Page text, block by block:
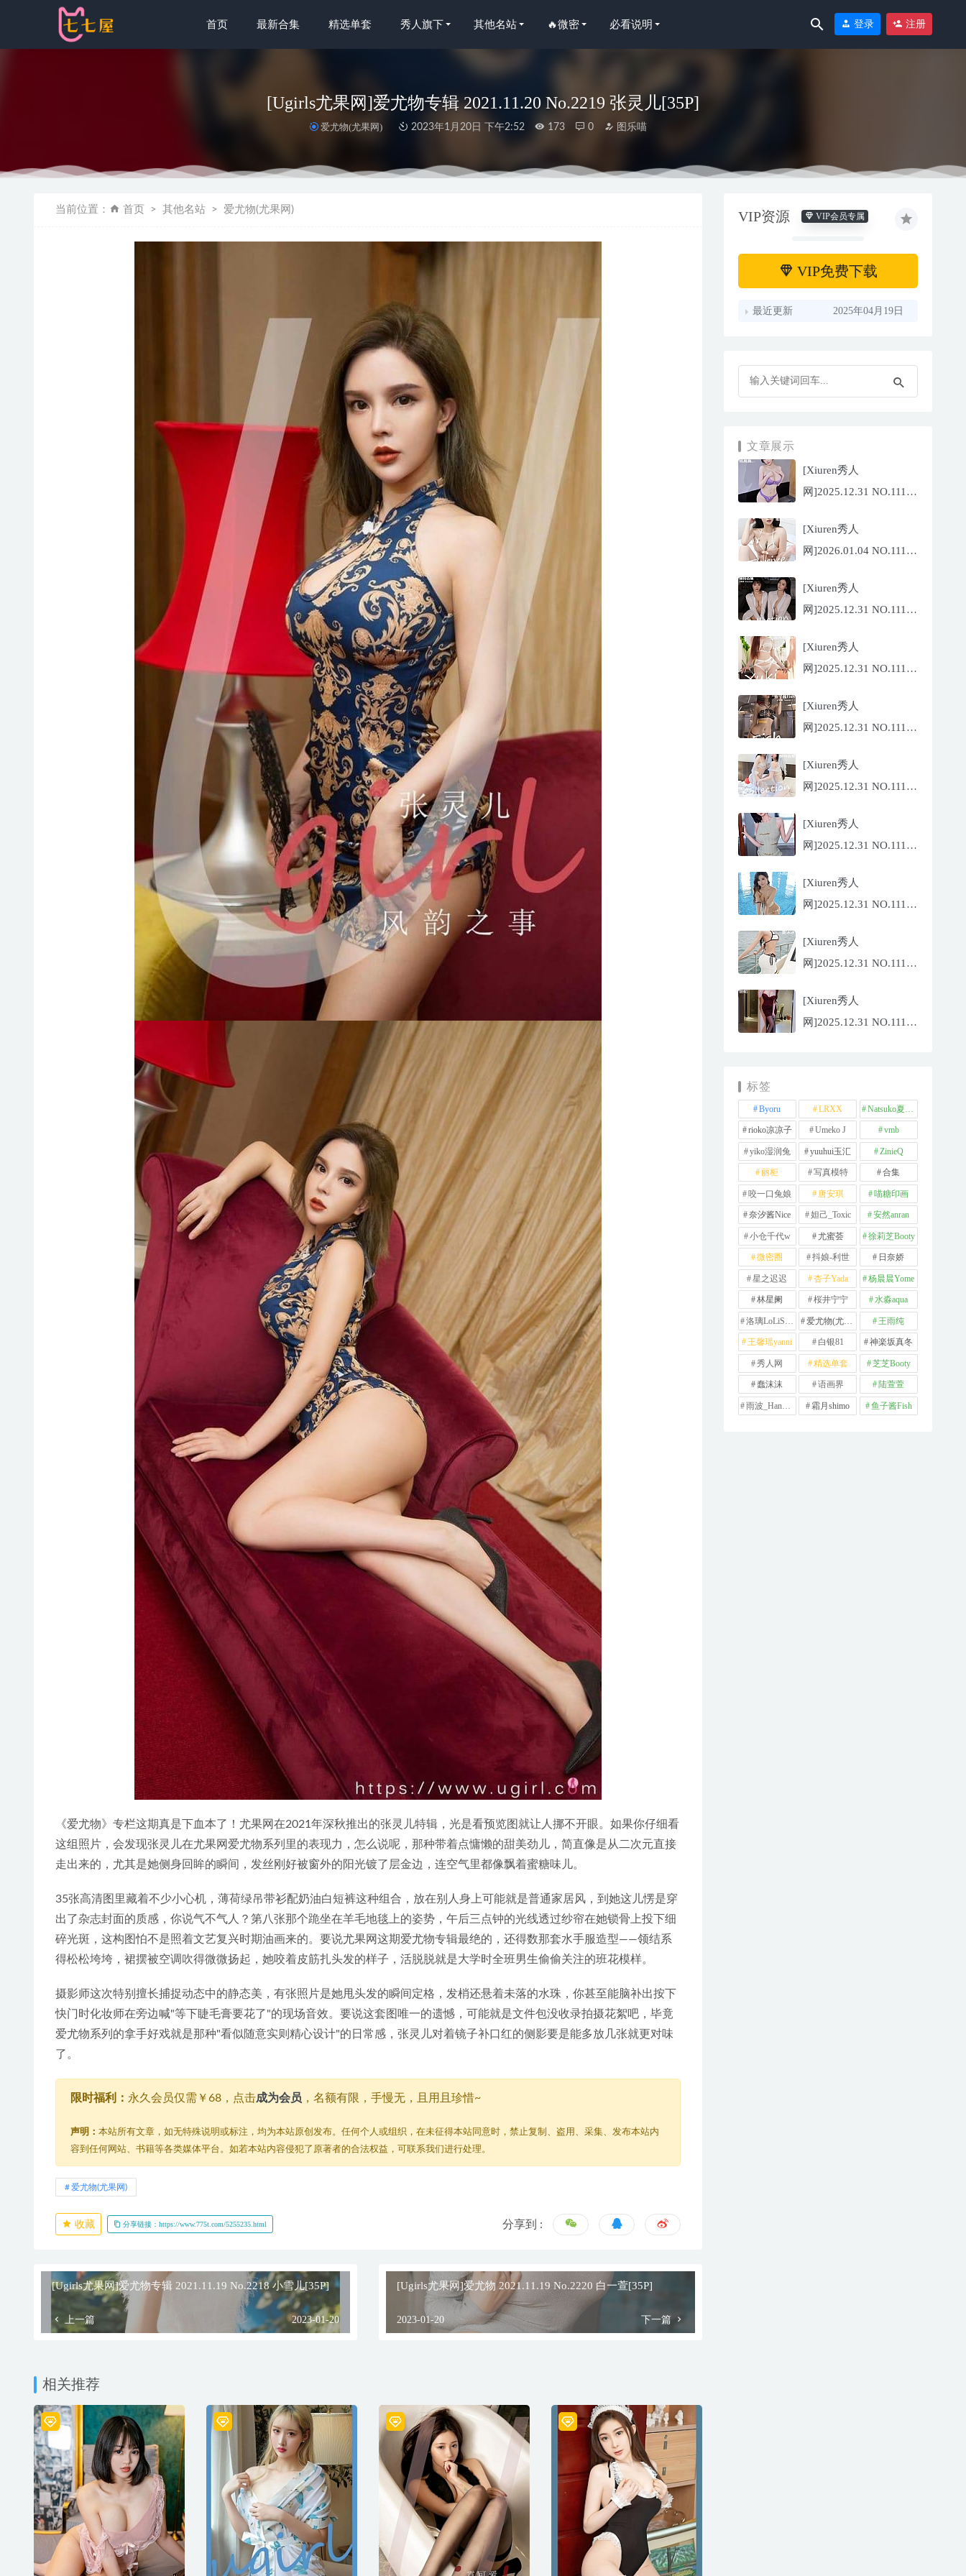
首页 最新合集 精选单套 秀人旗下 其他名站 🔥微密 必看说明 登录 注册
[Ugirls尤果网]爱尤物专辑 2021.11.20 No.2219 张灵儿[35P]
爱尤物(尤果网) 2023年1月20日 下午2:52 173 0 图乐喵
当前位置： 首页 其他名站 爱尤物(尤果网)
《爱尤物》专栏这期真是下血本了！尤果网在2021年深秋推出的张灵儿特辑，光是看预览图就让人挪不开眼。如果你仔细看
这组照片，会发现张灵儿在尤果网爱尤物系列里的表现力，怎么说呢，那种带着点慵懒的甜美劲儿，简直像是从二次元直接
走出来的，尤其是她侧身回眸的瞬间，发丝刚好被窗外的阳光镀了层金边，连空气里都像飘着蜜糖味儿。
35张高清图里藏着不少小心机，薄荷绿吊带衫配奶油白短裤这种组合，放在别人身上可能就是普通家居风，到她这儿愣是穿
出了杂志封面的质感，你说气不气人？第八张那个跪坐在羊毛地毯上的姿势，午后三点钟的光线透过纱帘在她锁骨上投下细
碎光斑，这构图怕不是照着文艺复兴时期油画来的。要说尤果网这期爱尤物专辑最绝的，还得数那套水手服造型——领结系
得松松垮垮，裙摆被空调吹得微微扬起，她咬着皮筋扎头发的样子，活脱脱就是大学时全班男生偷偷关注的班花模样。
摄影师这次特别擅长捕捉动态中的静态美，有张照片是她甩头发的瞬间定格，发梢还悬着未落的水珠，你甚至能脑补出按下
快门时化妆师在旁边喊"等下睫毛膏要花了"的现场音效。要说这套图唯一的遗憾，可能就是文件包没收录拍摄花絮吧，毕竟
爱尤物系列的拿手好戏就是那种"看似随意实则精心设计"的日常感，张灵儿对着镜子补口红的侧影要是能多放几张就更对味
了。
限时福利： 永久会员仅需￥68，点击成为会员 ，名额有限，手慢无，且用且珍惜~
声明： 本站所有文章，如无特殊说明或标注，均为本站原创发布。任何个人或组织，在未征得本站同意时，禁止复制、盗用、采集、发布本站内
容到任何网站、书籍等各类媒体平台。如若本站内容侵犯了原著者的合法权益，可联系我们进行处理。
爱尤物(尤果网)
收藏 分享链接：https://www.775t.com/5255235.html 分享到 :
[Ugirls尤果网]爱尤物专辑 2021.11.19 No.2218 小雪儿[35P]
上一篇 2023-01-20
[Ugirls尤果网]爱尤物 2021.11.19 No.2220 白一萱[35P]
2023-01-20 下一篇
相关推荐
VIP资源 VIP会员专属
VIP免费下载
最近更新 2025年04月19日
文章展示
[Xiuren秀人
网]2025.12.31 NO.11187
[Xiuren秀人
网]2026.01.04 NO.11189
_Thrive[71P/640.85MB]
[Xiuren秀人
网]2025.12.31 NO.11188
[Xiuren秀人
网]2025.12.31 NO.11185
Yuki[75P/942.33MB]
[Xiuren秀人
网]2025.12.31 NO.11186
Fish[79P/773.17MB]
[Xiuren秀人
网]2025.12.31 NO.11184
[82P/854.18MB]
[Xiuren秀人
网]2025.12.31 NO.11183
[Xiuren秀人
网]2025.12.31 NO.11182
[81P/959.10MB]
[Xiuren秀人
网]2025.12.31 NO.11180
[Xiuren秀人
网]2025.12.31 NO.11181
标签
Byoru LRXX Natsuko夏夏子
rioko凉凉子 Umeko J vmb
yiko湿润兔 yuuhui玉汇 ZinieQ
丽柜 写真模特 合集
咬一口兔娘 唐安琪 喵糖印画
奈汐酱Nice 妲己_Toxic 安然anran
小仓千代w 尤蜜荟 徐莉芝Booty
微密圈 抖娘-利世 日奈娇
星之迟迟 杏子Yada 杨晨晨Yome
林星阑 桜井宁宁 水淼aqua
洛璃LoLiSAMA 爱尤物(尤果网) 王雨纯
王馨瑶yanni 白银81 神楽坂真冬
秀人网 精选单套 芝芝Booty
蠢沫沫 语画界 陆萱萱
雨波_HaneAme 霜月shimo 鱼子酱Fish
Asagiriai（愛ちゃん）- NO.07 原神Yae Miko [34P-452M]
Hana_Bunny – Samsung Sam [16P-35.3MB] 2026-02-01
[爱尤物]2023 NO.2732 心底的悸动 安晴[35P/77MB]